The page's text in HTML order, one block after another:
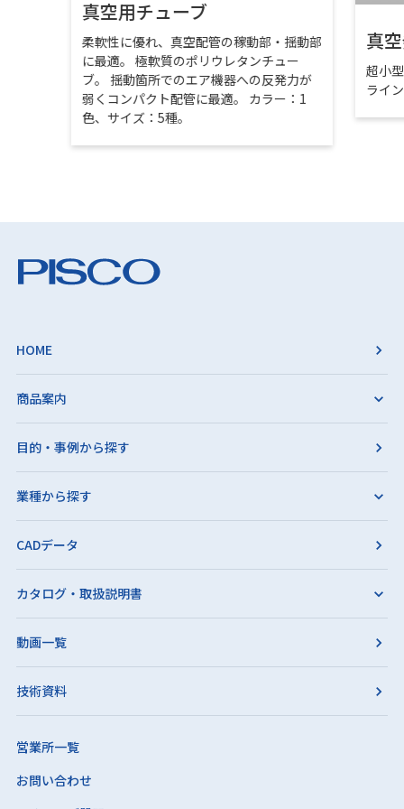
真空用チューブ
柔軟性に優れ、真空配管の稼動部・揺動部
に最適。 極軟質のポリウレタンチュー
ブ。 揺動箇所でのエア機器への反発力が
弱くコンパクト配管に最適。 カラー：1
色、サイズ：5種。
真
超小
ライ
HOME
商品案内
目的・事例から探す
業種から探す
CADデータ
カタログ・取扱説明書
動画一覧
技術資料
営業所一覧
お問い合わせ